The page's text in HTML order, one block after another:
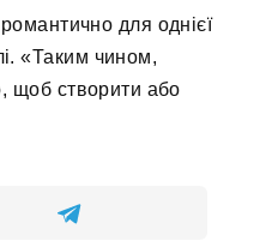
для однієї
«Таким чином,
щоб створити або